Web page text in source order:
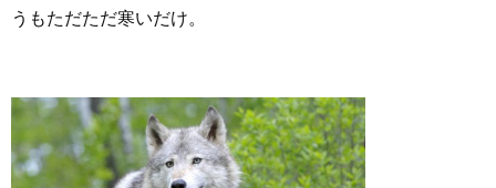
うもただただ寒いだけ。